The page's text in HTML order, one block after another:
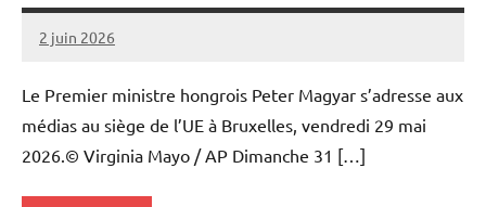
2 juin 2026
Admins
Le Premier ministre hongrois Peter Magyar s’adresse aux
médias au siège de l’UE à Bruxelles, vendredi 29 mai
2026.© Virginia Mayo / AP Dimanche 31 […]